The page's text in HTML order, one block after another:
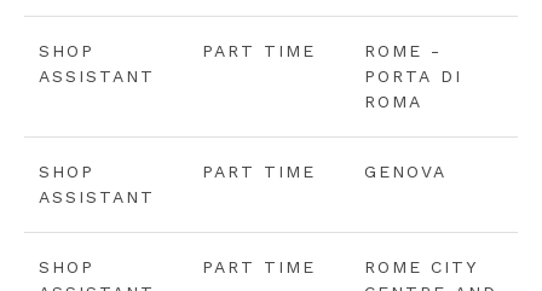
SHOP
ASSISTANT
PART TIME
ROME -
PORTA DI
ROMA
SHOP
ASSISTANT
PART TIME GENOVA
SHOP
PART TIME
ROME CITY